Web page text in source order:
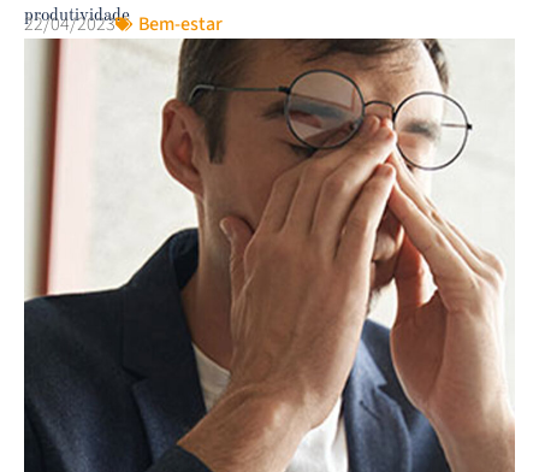
produtividade
22/04/2023 Bem-estar